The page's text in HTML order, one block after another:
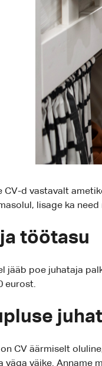
CV-d vastavalt
lisage ka need
töötasu
jääb poe juhataja
eurost.
CV äärmiselt
väga väike. Anname